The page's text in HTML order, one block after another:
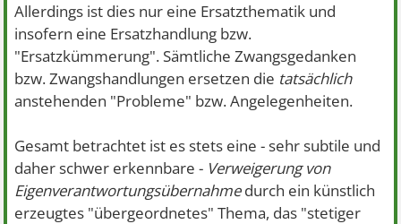
Allerdings ist dies nur eine Ersatzthematik und
insofern eine Ersatzhandlung bzw.
"Ersatzkümmerung". Sämtliche Zwangsgedanken
bzw. Zwangshandlungen ersetzen die tatsächlich
anstehenden "Probleme" bzw. Angelegenheiten.
Gesamt betrachtet ist es stets eine - sehr subtile und
daher schwer erkennbare - Verweigerung von
Eigenverantwortungsübernahmedurch ein künstlich
erzeugtes "übergeordnetes" Thema, das "stetiger